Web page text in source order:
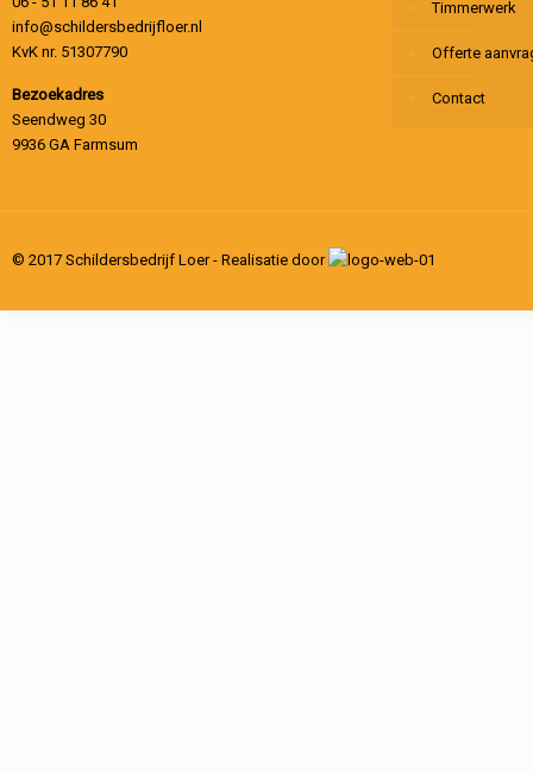
info@schildersbedrijfloer.nl
KvK nr. 51307790
Bezoekadres
Seendweg 30
9936 GA Farmsum
Timmerwerk
Offerte
Contact
© 2017 Schildersbedrijf Loer - Realisatie door